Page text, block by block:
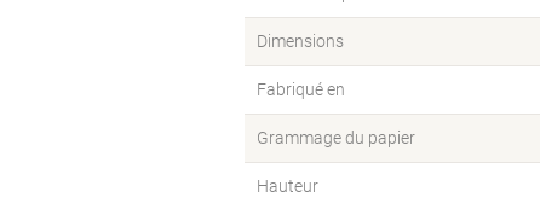
Dimensions
Fabriqué en
Grammage du papier
Hauteur